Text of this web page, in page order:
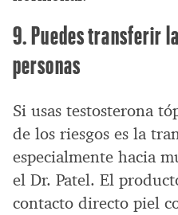
9. Puedes transferir
personas
Si usas testosterona
de los riesgos es la
especialmente hacia
el Dr. Patel. El
contacto directo piel